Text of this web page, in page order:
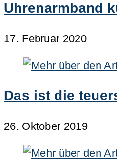
Uhrenarmband
17. Februar 2020
Das ist die
26. Oktober 2019